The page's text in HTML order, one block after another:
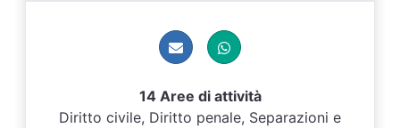
14 Aree di attività
Diritto civile, Diritto penale, Separazioni e